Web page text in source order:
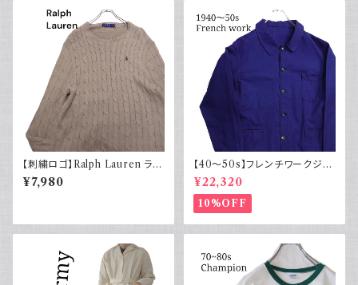
【刺繍ロゴ】Ralph Lauren ラル
フローレン ケーブル編みニット
ベージュ
¥7,980
【40～50s】フレンチワークジャ
ケット インディゴ Vポケット ヴィ
ンテージ
¥22,320
10%OFF